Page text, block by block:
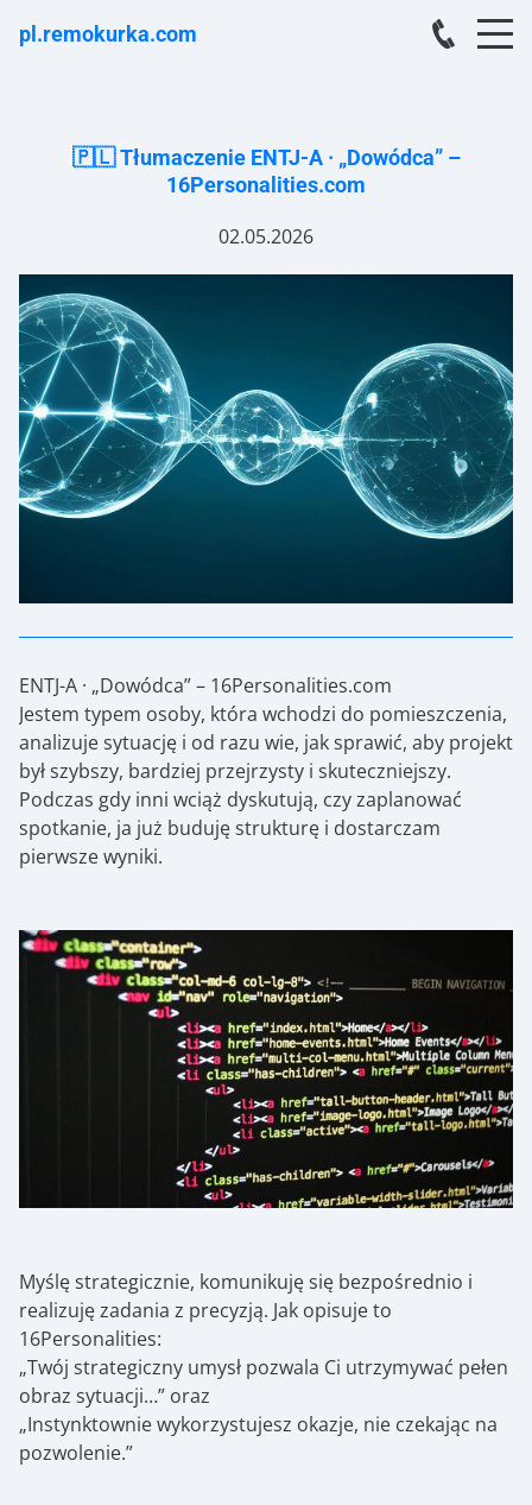
pl.remokurka.com
🇵🇱 Tłumaczenie ENTJ-A · „Dowódca” –
16Personalities.com
02.05.2026
ENTJ-A · „Dowódca” – 16Personalities.com
Jestem typem osoby, która wchodzi do pomieszczenia,
analizuje sytuację i od razu wie, jak sprawić, aby projekt
był szybszy, bardziej przejrzysty i skuteczniejszy.
Podczas gdy inni wciąż dyskutują, czy zaplanować
spotkanie, ja już buduję strukturę i dostarczam
pierwsze wyniki.
Myślę strategicznie, komunikuję się bezpośrednio i
realizuję zadania z precyzją. Jak opisuje to
16Personalities:
„Twój strategiczny umysł pozwala Ci utrzymywać pełen
obraz sytuacji…” oraz
„Instynktownie wykorzystujesz okazje, nie czekając na
pozwolenie.”